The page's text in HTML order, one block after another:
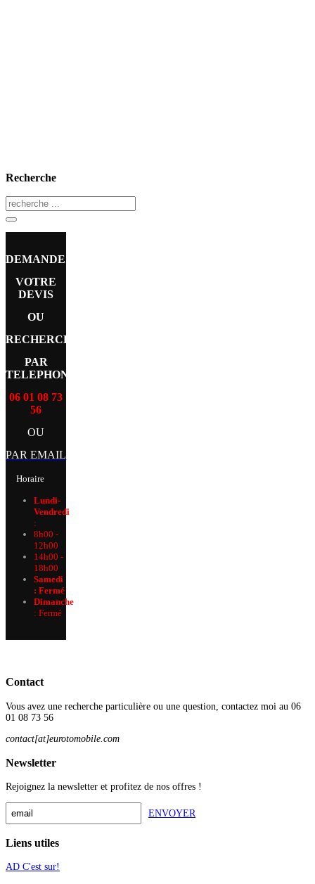
Recherche
DEMANDEZ
VOTRE
DEVIS
OU
RECHERCHE
PAR
TELEPHONE
06 01 08 73
56
OU
PAR EMAIL
Horaire
Lundi-
Vendredi
:
8h00 -
12h00
14h00 -
18h00
Samedi
: Fermé
Dimanche
: Fermé
Contact
Vous avez une recherche particulière ou une question, contactez moi au 06
01 08 73 56
contact[at]eurotomobile.com
Newsletter
Rejoignez la newsletter et profitez de nos offres !
ENVOYER
Liens utiles
AD C'est sur!